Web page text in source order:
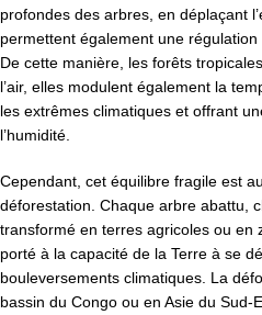
profondes des arbres, en déplaçant
permettent également une régulation
De cette manière, les forêts
l’air, elles modulent également la
les extrêmes climatiques et offrant
l’humidité.
Cependant, cet équilibre fragile est
déforestation. Chaque arbre abattu,
transformé en terres agricoles ou en
porté à la capacité de la Terre à se
bouleversements climatiques. La
bassin du Congo ou en Asie du Sud-